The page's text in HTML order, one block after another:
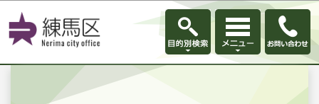
このページの本文へ移動